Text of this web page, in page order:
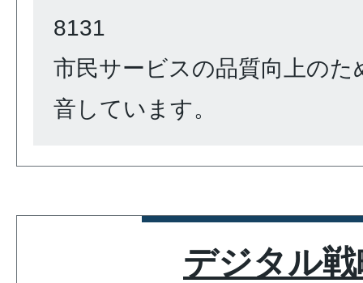
8131
市民サービスの品質向上のた
音しています。
デジタル